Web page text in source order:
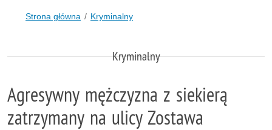
Strona główna Kryminalny
Kryminalny
Agresywny mężczyzna z siekierą
zatrzymany na ulicy Zostawa